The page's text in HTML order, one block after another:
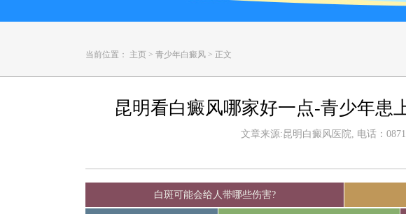
当前位置： 主页 > 青少年白癜风 > 正文
昆明看白癜风哪家好一点-青少年患
文章来源:昆明白癜风医院, 电话：
白斑可能会给人带哪些伤害?